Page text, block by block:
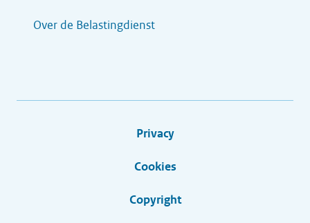
Over de Belastingdienst
Privacy
Cookies
Copyright